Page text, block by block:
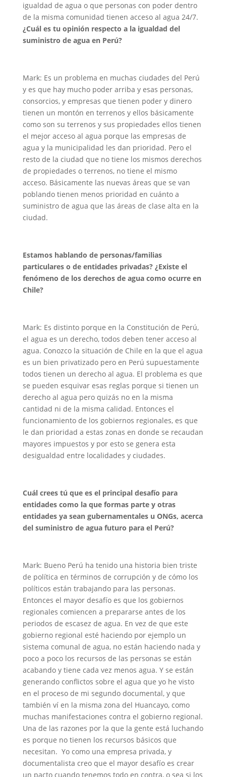
igualdad de agua o que personas con poder dentro
de la misma comunidad tienen acceso al agua 24/7.
¿Cuál es tu opinión respecto a la igualdad del
suministro de agua en Perú?
Mark: Es un problema en muchas ciudades del Perú
y es que hay mucho poder arriba y esas personas,
consorcios, y empresas que tienen poder y dinero
tienen un montón en terrenos y ellos básicamente
como son su terrenos y sus propiedades ellos tienen
el mejor acceso al agua porque las empresas de
agua y la municipalidad les dan prioridad. Pero el
resto de la ciudad que no tiene los mismos derechos
de propiedades o terrenos, no tiene el mismo
acceso. Básicamente las nuevas áreas que se van
poblando tienen menos prioridad en cuánto a
suministro de agua que las áreas de clase alta en la
ciudad.
Estamos hablando de personas/familias
particulares o de entidades privadas? ¿Existe el
fenómeno de los derechos de agua como ocurre en
Chile?
Mark: Es distinto porque en la Constitución de Perú,
el agua es un derecho, todos deben tener acceso al
agua. Conozco la situación de Chile en la que el agua
es un bien privatizado pero en Perú supuestamente
todos tienen un derecho al agua. El problema es que
se pueden esquivar esas reglas porque si tienen un
derecho al agua pero quizás no en la misma
cantidad ni de la misma calidad. Entonces el
funcionamiento de los gobiernos regionales, es que
le dan prioridad a estas zonas en donde se recaudan
mayores impuestos y por esto se genera esta
desigualdad entre localidades y ciudades.
Cuál crees tú que es el principal desafío para
entidades como la que formas parte y otras
entidades ya sean gubernamentales u ONGs, acerca
del suministro de agua futuro para el Perú?
Mark: Bueno Perú ha tenido una historia bien triste
de política en términos de corrupción y de cómo los
políticos están trabajando para las personas.
Entonces el mayor desafío es que los gobiernos
regionales comiencen a prepararse antes de los
periodos de escasez de agua. En vez de que este
gobierno regional esté haciendo por ejemplo un
sistema comunal de agua, no están haciendo nada y
poco a poco los recursos de las personas se están
acabando y tiene cada vez menos agua. Y se están
generando conflictos sobre el agua que yo he visto
en el proceso de mi segundo documental, y que
también ví en la misma zona del Huancayo, como
muchas manifestaciones contra el gobierno regional.
Una de las razones por la que la gente está luchando
es porque no tienen los recursos básicos que
necesitan. Yo como una empresa privada, y
documentalista creo que el mayor desafío es crear
un pacto cuando tenemos todo en contra, o sea si los